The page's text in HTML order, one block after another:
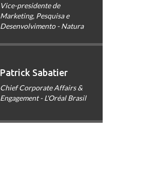
Vice-presidente de
Marketing, Pesquisa e
Desenvolvimento - Natura
Patrick Sabatier
Chief Corporate Affairs &
Engagement - L'Oréal Brasil